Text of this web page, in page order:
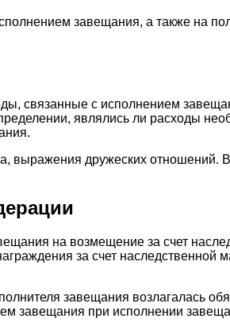
завещания, а также на
связанные с исполнением
являлись ли расходы
выражения дружеских отношений.
на возмещение за счет
за счет наследственной
завещания возлагалась
завещания при исполнении